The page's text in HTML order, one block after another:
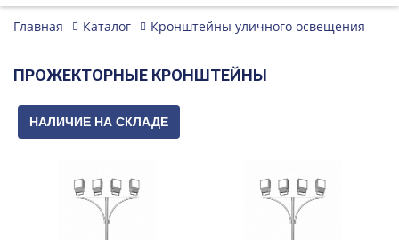
Главная Каталог Кронштейны уличного освещения
ПРОЖЕКТОРНЫЕ КРОНШТЕЙНЫ
НАЛИЧИЕ НА СКЛАДЕ